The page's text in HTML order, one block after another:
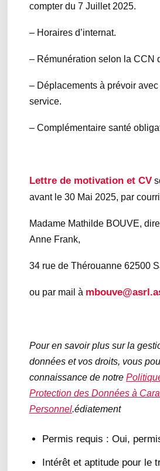
compter du 7 Juillet 2025.
– Horaires d’internat.
– Rémunération selon la CCN
– Déplacements à prévoir
service.
– Complémentaire santé
Lettre de motivation et CV
avant le 30 Mai 2025, par
Madame Mathilde BOUVE,
Anne Frank,
34 rue de Thérouanne 62500
ou par mail à
Pour en savoir plus sur la
données et vos droits, vous
connaissance de notre
Protection des Données à
Personnel.édiatement
Permis requis : Oui,
Intérêt et aptitude pour le